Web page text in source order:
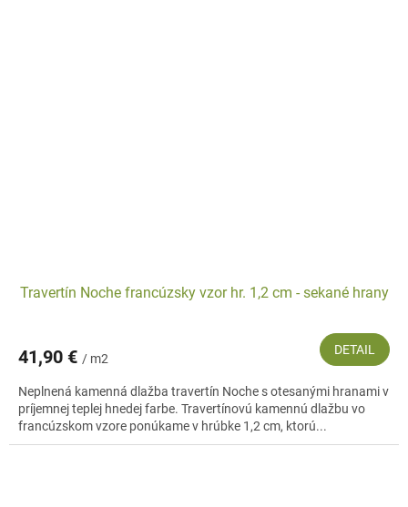
Travertín Noche francúzsky vzor hr. 1,2 cm - sekané hrany
41,90 € / m2
DETAIL
Neplnená kamenná dlažba travertín Noche s otesanými hranami v
príjemnej teplej hnedej farbe. Travertínovú kamennú dlažbu vo
francúzskom vzore ponúkame v hrúbke 1,2 cm, ktorú...